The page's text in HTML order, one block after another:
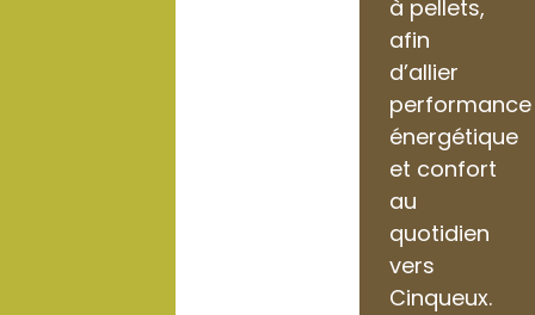
à pellets,
afin
d’allier
performance
énergétique
et confort
au
quotidien
vers
Cinqueux.